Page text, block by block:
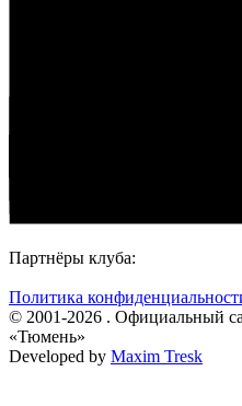
Партнёры клуба:
Политика
© 2001-2026 . Официальный
«Тюмень»
Developed by Maxim Tresk